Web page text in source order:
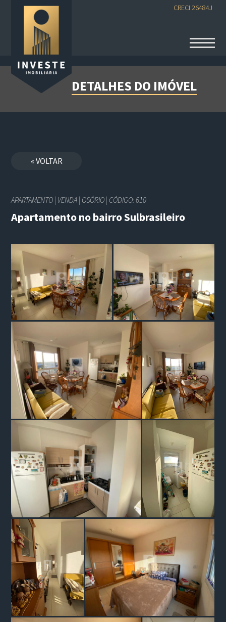
CRECI 26484J
DETALHES DO IMÓVEL
« VOLTAR
APARTAMENTO | VENDA | OSÓRIO | CÓDIGO: 610
Apartamento no bairro Sulbrasileiro